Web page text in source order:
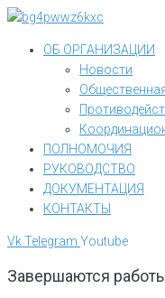
Перейти
контентуОБ ОРГАНИЗАЦИИ
Новости
ПОЛНОМОЧИЯ
РУКОВОДСТВО
ДОКУМЕНТАЦИЯ
КОНТАКТЫ
VkTelegram Youtube
Завершаются